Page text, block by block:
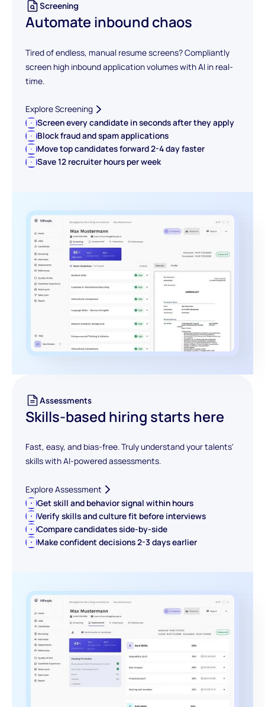
Screening
Automate inbound chaos
Tired of endless, manual resume screens? Compliantly
screen high inbound application volumes with AI in real-
time.
Explore Screening
Screen every candidate in seconds after they apply
Block fraud and spam applications
Move top candidates forward 2-4 day faster
Save 12 recruiter hours per week
Assessments
Skills-based hiring starts here
Fast, easy, and bias-free. Truly understand your talents'
skills with AI-powered assessments.
Explore Assessment
Get skill and behavior signal within hours
Verify skills and culture fit before interviews
Compare candidates side-by-side
Make confident decisions 2-3 days earlier